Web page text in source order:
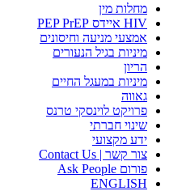
מחלות מין
HIV איידס PEP PrEP
אמצעי מניעה וחיסונים
מיניות בגיל הנעורים
הריון
מיניות במעגל החיים
גאווה
פרויקט לוינסקי טרנס
שינוי חברתי
ידע מקצועי
צור קשר | Contact Us
פורום Ask People
ENGLISH